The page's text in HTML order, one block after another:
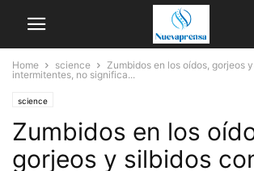
Home science
Zumbidos en los oídos, gorjeos
intermitentes, no significa...
science
Zumbidos en los
gorjeos y silbidos